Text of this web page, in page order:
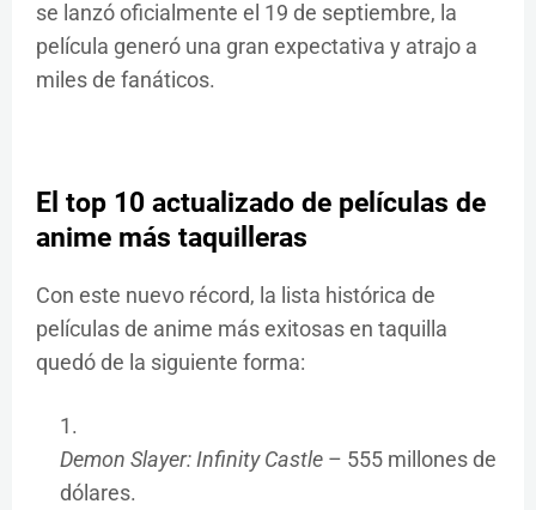
se lanzó oficialmente el 19 de septiembre, la
película generó una gran expectativa y atrajo a
miles de fanáticos.
El top 10 actualizado de películas de
anime más taquilleras
Con este nuevo récord, la lista histórica de
películas de anime más exitosas en taquilla
quedó de la siguiente forma:
Demon Slayer: Infinity Castle – 555 millones de
dólares.